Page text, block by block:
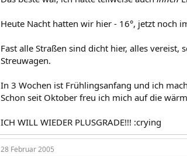
Heute Nacht hatten wir hier - 16°, jetzt noch
Fast alle Straßen sind dicht hier, alles
Streuwagen.
In 3 Wochen ist Frühlingsanfang und ich
Schon seit Oktober freu ich mich auf die
ICH WILL WIEDER PLUSGRADE!!! :crying
28 Februar 2005